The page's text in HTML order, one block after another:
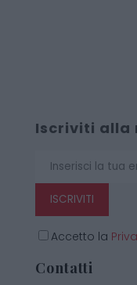
Iscriviti alla
ISCRIVITI
Accetto la
Contatti